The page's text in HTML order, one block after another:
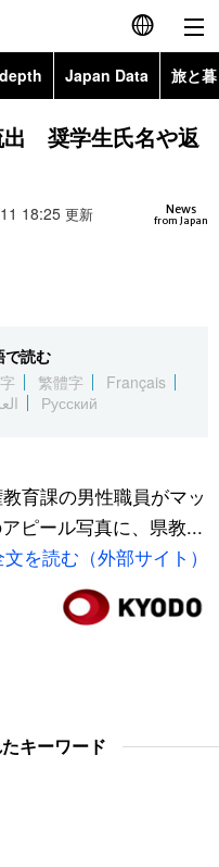
English
简体字
Русский
Japan Data 旅と
Topics
出 奨学生氏名や返
News
from Japan
18:25 更新
で読む
繁體字
Français
Русский
育課の男性職員がマッ
ピール写真に、県教...
を読む（外部サイト）
キーワード